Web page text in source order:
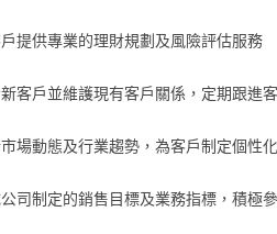
提供專業的理財規劃及風險評估服務
客戶並維護現有客戶關係，定期跟進
場動態及行業趨勢，為客戶制定個性
司制定的銷售目標及業務指標，積極